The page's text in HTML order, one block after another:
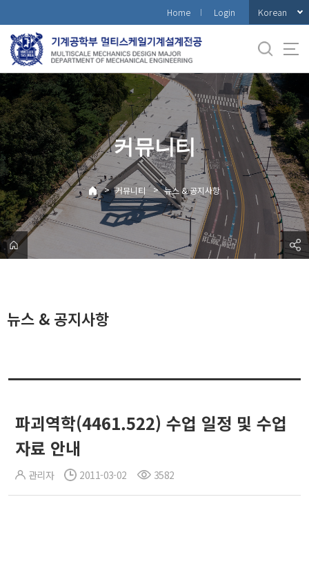
로
메
뉴
Home Login Korean
커뮤니티
> 커뮤니티 > 뉴스 & 공지사항
뉴스 & 공지사항
파괴역학(4461.522) 수업 일정 및 수업
자료 안내
관리자 2011-03-02 3582